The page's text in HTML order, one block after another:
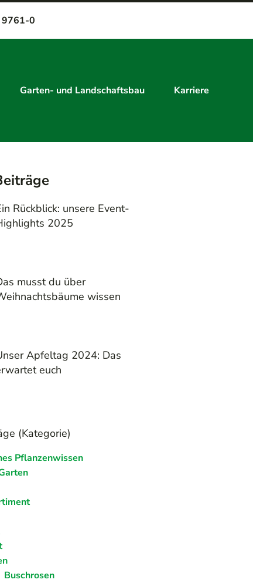
0
Garten- und Landschaftsbau Karriere
Rückblick: unsere Event-
2025
musst du über
wissen
Apfeltag 2024: Das
euch
(Kategorie)
Pflanzenwissen
Buschrosen